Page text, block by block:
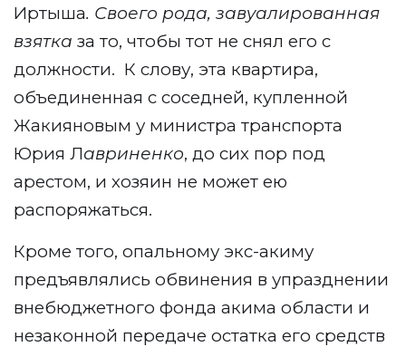
Иртыша. Своего рода, завуалированная
взятка за то, чтобы тот не снял его с
должности. К слову, эта квартира,
объединенная с соседней, купленной
Жакияновым у министра транспорта
Юрия Лавриненко, до сих пор под
арестом, и хозяин не может ею
распоряжаться.
Кроме того, опальному экс-акиму
предъявлялись обвинения в упразднении
внебюджетного фонда акима области и
незаконной передаче остатка его средств